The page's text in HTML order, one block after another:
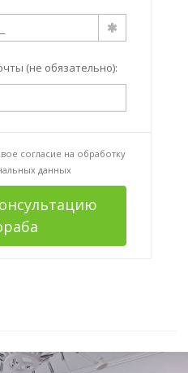
(не обязательно):
согласие на обработку
данных